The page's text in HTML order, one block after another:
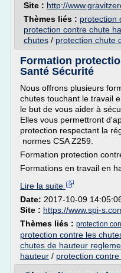
Site : http://
Thèmes liés : protection
protection contre chute
chutes / protection chute
Formation
Santé Sécurité
Nous offrons plusieurs
chutes touchant le travail
le but de vous aider à
Elles vous permettront
protection respectant la
normes CSA Z259.
Formation protection
Formations en travail en
Lire la suite
Date: 2017-10-09
Site : https://www.spi-
Thèmes liés : protection
protection contre les
chutes de hauteur
hauteur / protection